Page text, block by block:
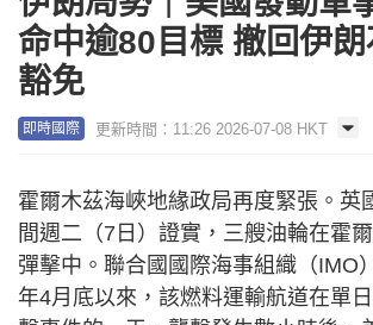
命中逾80目標 撤回伊
豁免
即時國際 更新時間：11:26 2026-07-08 HKT
霍爾木茲海峽地緣政局再度緊張。英
間週二（7日）證實，三艘油輪在霍
彈擊中。聯合國國際海事組織（IMO
年4月底以來，該燃料運輸航道在單